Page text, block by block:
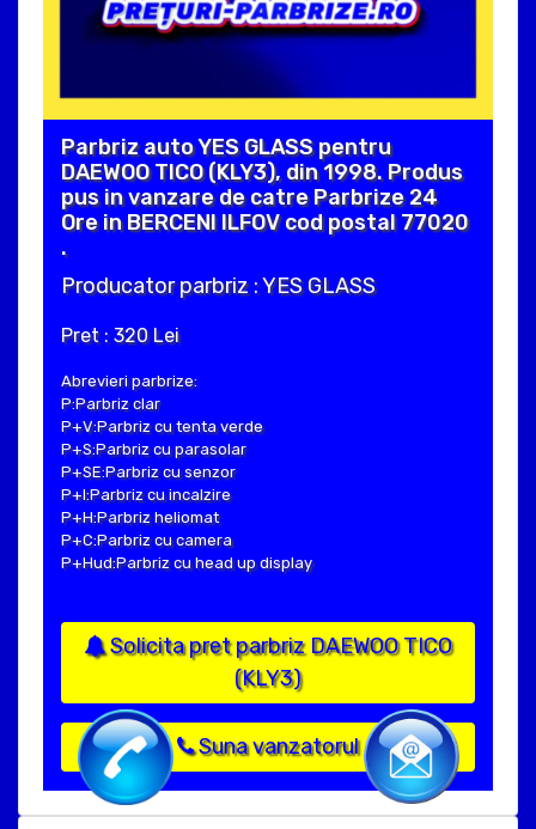
Parbriz auto YES GLASS pentru
DAEWOO TICO (KLY3), din 1998. Produs
pus in vanzare de catre Parbrize 24
Ore in BERCENI ILFOV cod postal 77020
.
Producator parbriz : YES GLASS
Pret : 320 Lei
Abrevieri parbrize:
P:Parbriz clar
P+V:Parbriz cu tenta verde
P+S:Parbriz cu parasolar
P+SE:Parbriz cu senzor
P+I:Parbriz cu incalzire
P+H:Parbriz heliomat
P+C:Parbriz cu camera
P+Hud:Parbriz cu head up display
Solicita pret parbriz DAEWOO TICO
(KLY3)
Suna vanzatorul